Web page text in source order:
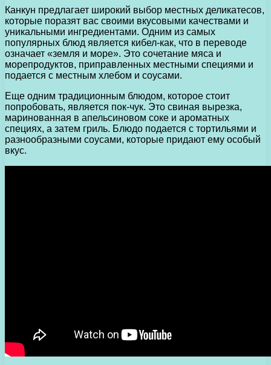
Канкун предлагает широкий выбор местных деликатесов,
которые поразят вас своими вкусовыми качествами и
уникальными ингредиентами. Одним из самых
популярных блюд является кибел-как, что в переводе
означает «земля и море». Это сочетание мяса и
морепродуктов, приправленных местными специями и
подается с местным хлебом и соусами.
Еще одним традиционным блюдом, которое стоит
попробовать, является пок-чук. Это свиная вырезка,
маринованная в апельсиновом соке и ароматных
специях, а затем гриль. Блюдо подается с тортильями и
разнообразными соусами, которые придают ему особый
вкус.